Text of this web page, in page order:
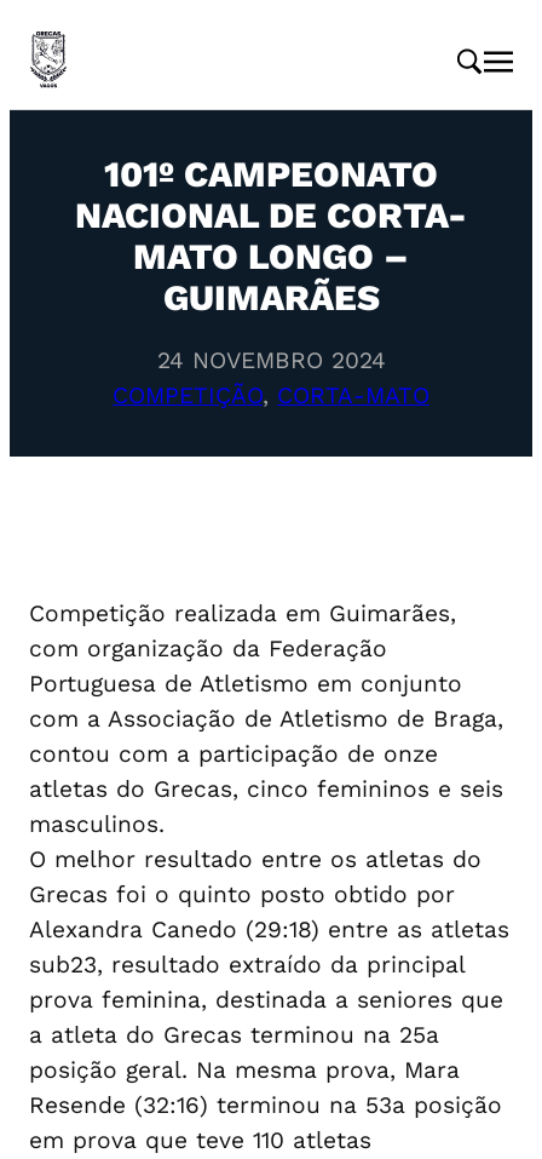
101º CAMPEONATO
NACIONAL DE CORTA-
MATO LONGO –
GUIMARÃES
24 NOVEMBRO 2024
COMPETIÇÃO, CORTA-MATO
Competição realizada em Guimarães,
com organização da Federação
Portuguesa de Atletismo em conjunto
com a Associação de Atletismo de Braga,
contou com a participação de onze
atletas do Grecas, cinco femininos e seis
masculinos.
O melhor resultado entre os atletas do
Grecas foi o quinto posto obtido por
Alexandra Canedo (29:18) entre as atletas
sub23, resultado extraído da principal
prova feminina, destinada a seniores que
a atleta do Grecas terminou na 25a
posição geral. Na mesma prova, Mara
Resende (32:16) terminou na 53a posição
em prova que teve 110 atletas